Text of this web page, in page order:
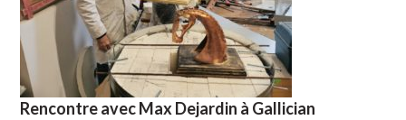
Rencontre avec Max Dejardin à Gallician